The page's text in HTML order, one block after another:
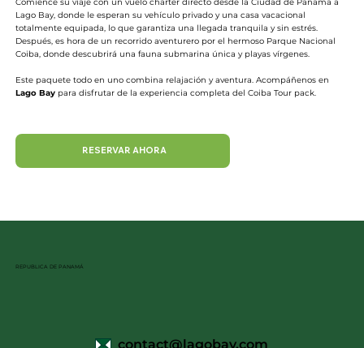
Lago Bay, donde le esperan su vehículo privado y una casa vacacional
totalmente equipada, lo que garantiza una llegada tranquila y sin estrés.
Después, es hora de un recorrido aventurero por el hermoso Parque Nacional
Coiba, donde descubrirá una fauna submarina única y playas vírgenes.
Este paquete todo en uno combina relajación y aventura. Acompáñenos en
Lago Bay para disfrutar de la experiencia completa del Coiba Tour pack.
RESERVAR AHORA
REPUBLICA DE PANAMÁ
contact@lagobay.com